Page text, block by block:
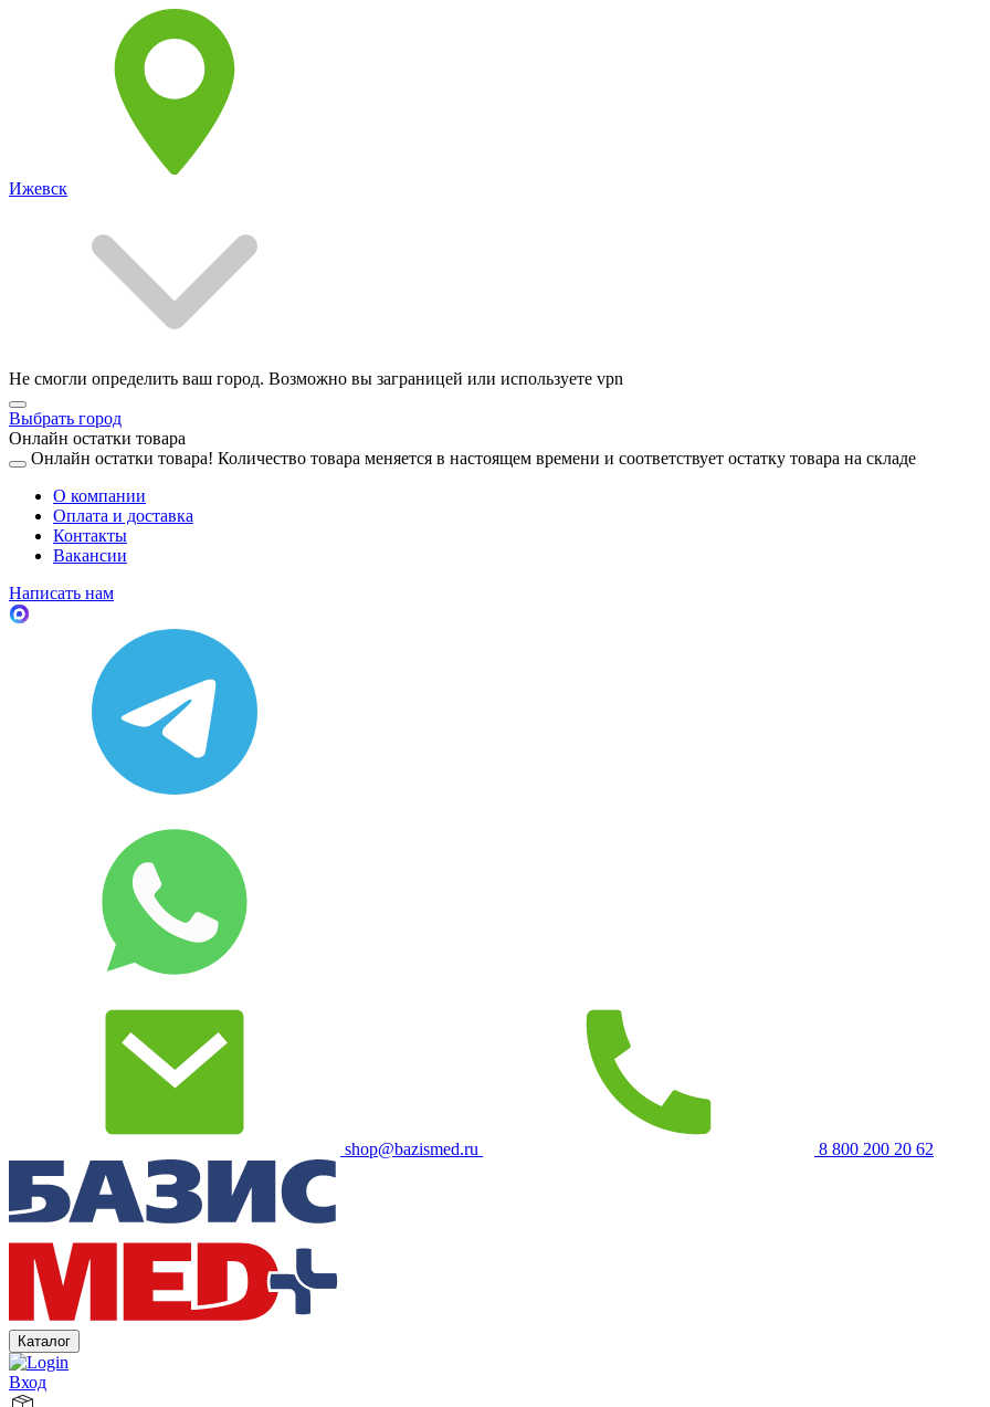
Ижевск
Не смогли определить ваш город. Возможно вы заграницей или используете vpn
Выбрать город
Онлайн остатки товара
Онлайн остатки товара! Количество товара меняется в настоящем времени и соответствует остатку товара на складе
О компании
Оплата и доставка
Контакты
Вакансии
Написать нам
shop@bazismed.ru 8 800 200 20 62
Каталог
Вход